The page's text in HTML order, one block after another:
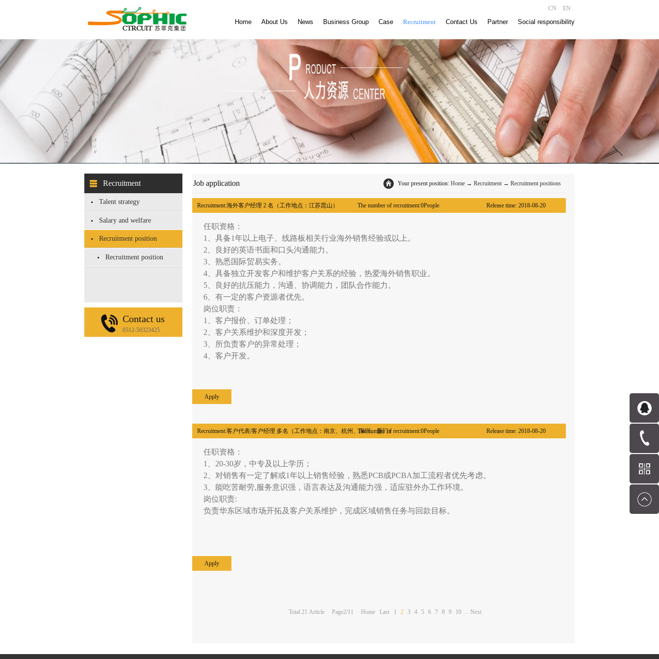
CN EN
Home About Us News Business Group Case Recruitment Contact Us Partner Social responsibility
Recruitment
Talent strategy
Salary and welfare
Recruitment position
Recruitment position
Contact us
0512-50323425
Job application Your present position: Home → Recruitment → Recruitment positions
Recruitment:海外客户经理 2 名（工作地点：江苏昆山） Release time: 2018-08-20
The number of recruitment:0People
任职资格：
1、具备1年以上电子、线路板相关行业海外销售经验或以上。
2、良好的英语书面和口头沟通能力。
3、熟悉国际贸易实务。
4、具备独立开发客户和维护客户关系的经验，热爱海外销售职业。
5、良好的抗压能力，沟通、协调能力，团队合作能力。
6、有一定的客户资源者优先。
岗位职责：
1、客户报价、订单处理；
2、客户关系维护和深度开发；
3、所负责客户的异常处理；
4、客户开发。
Apply
Recruitment:客户代表/客户经理 多名（工作地点：南京、杭州、深圳、厦门） Release time: 2018-08-20
The number of recruitment:0People
任职资格：
1、20-30岁，中专及以上学历；
2、对销售有一定了解或1年以上销售经验，熟悉PCB或PCBA加工流程者优先考虑。
3、能吃苦耐劳,服务意识强，语言表达及沟通能力强，适应驻外办工作环境。
岗位职责:
负责华东区域市场开拓及客户关系维护，完成区域销售任务与回款目标。
Apply
Total 21 Article Page2/11 Home Last 1 2 3 4 5 6 7 8 9 10 ... Next